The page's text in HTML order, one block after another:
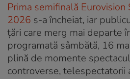
Prima semifinală Eurovision
2026 s-a încheiat, iar
țări care merg mai departe
programată sâmbătă, 16
plină de momente
controverse, telespectatorii